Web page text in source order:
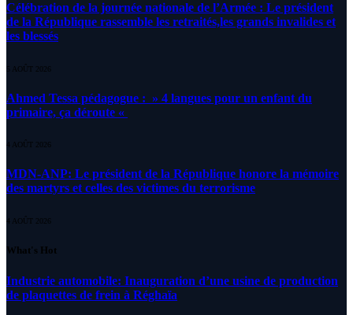
Célébration de la journée nationale de l’Armée : Le président
de la République rassemble les retraités,les grands invalides et
les blessés
5 AOÛT 2026
Ahmed Tessa pédagogue : » 4 langues pour un enfant du
primaire, ça déroute «
4 AOÛT 2026
MDN-ANP: Le président de la République honore la mémoire
des martyrs et celles des victimes du terrorisme
4 AOÛT 2026
What's Hot
Industrie automobile: Inauguration d’une usine de production
de plaquettes de frein à Réghaïa